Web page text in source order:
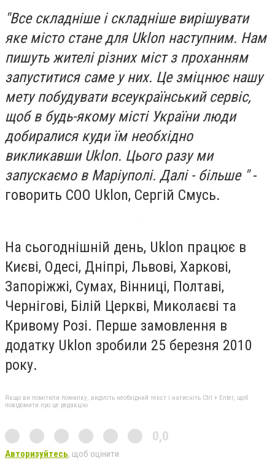
"Все складніше і складніше вирішувати
яке місто стане для Uklon наступним. Нам
пишуть жителі різних міст з проханням
запуститися саме у них. Це зміцнює нашу
мету побудувати всеукраїнський сервіс,
щоб в будь-якому місті України люди
добиралися куди їм необхідно
викликавши Uklon. Цього разу ми
запускаємо в Маріуполі. Далі - більше "-
говорить СОО Uklon, Сергій Смусь.
На сьогоднішній день, Uklon працює в
Києві, Одесі, Дніпрі, Львові, Харкові,
Запоріжжі, Сумах, Вінниці, Полтаві,
Чернігові, Білій Церкві, Миколаєві та
Кривому Розі. Перше замовлення в
додатку Uklon зробили 25 березня 2010
року.
Якщо ви помітили помилку, виділіть необхідний текст і натисніть Ctrl + Enter, щоб
повідомити про це редакцію
0,0
Авторизуйтесь, щоб оцінити